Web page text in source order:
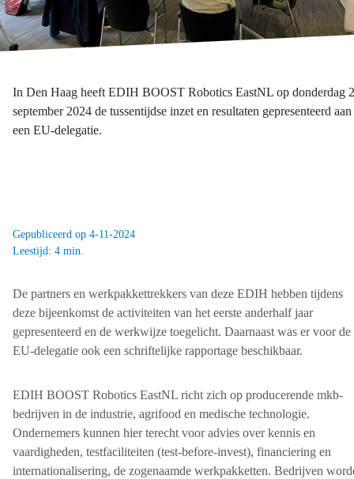
In Den Haag heeft EDIH BOOST Robotics EastNL op donderdag
september 2024 de tussentijdse inzet en resultaten gepresenteerd aan
een EU-delegatie.
Gepubliceerd op 4-11-2024
Leestijd: 4 min.
De partners en werkpakkettrekkers van deze EDIH hebben tijdens
deze bijeenkomst de activiteiten van het eerste anderhalf jaar
gepresenteerd en de werkwijze toegelicht. Daarnaast was er voor de
EU-delegatie ook een schriftelijke rapportage beschikbaar.
EDIH BOOST Robotics EastNL richt zich op producerende mkb-
bedrijven in de industrie, agrifood en medische technologie.
Ondernemers kunnen hier terecht voor advies over kennis en
vaardigheden, testfaciliteiten (test-before-invest), financiering en
internationalisering, de zogenaamde werkpakketten. Bedrijven